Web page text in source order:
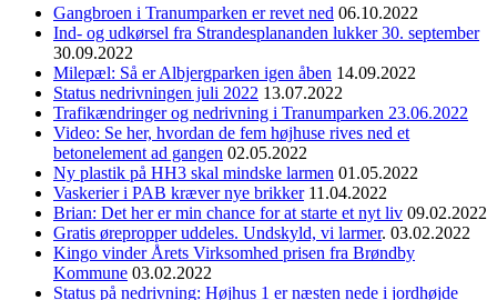
Gangbroen i Tranumparken er revet ned 06.10.2022
Ind- og udkørsel fra Strandesplananden lukker 30. september
30.09.2022
Milepæl: Så er Albjergparken igen åben 14.09.2022
Status nedrivningen juli 2022 13.07.2022
Trafikændringer og nedrivning i Tranumparken 23.06.2022
Video: Se her, hvordan de fem højhuse rives ned et
betonelement ad gangen 02.05.2022
Ny plastik på HH3 skal mindske larmen 01.05.2022
Vaskerier i PAB kræver nye brikker11.04.2022
Brian: Det her er min chance for at starte et nyt liv 09.02.2022
Gratis ørepropper uddeles. Undskyld, vi larmer. 03.02.2022
Kingo vinder Årets Virksomhed prisen fra Brøndby
Kommune 03.02.2022
Status på nedrivning: Højhus 1 er næsten nede i jordhøjde